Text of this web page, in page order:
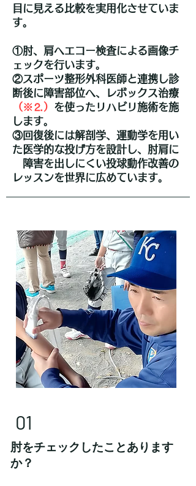
目に見える比較を実用化させていま
す。
①肘、肩へエコー検査による画像チ
ェックを行います。
②スポーツ整形外科医師と連携し診
断後に障害部位へ、レボックス治療
（※⒉） を使ったリハビリ施術を施
します。
③回復後には解剖学、運動学を用い
た医学的な投げ方を設計し、肘肩に
障害を出しにくい投球動作改善の
レッスンを世界に広めています。
01
​肘をチェックしたことあります
か？